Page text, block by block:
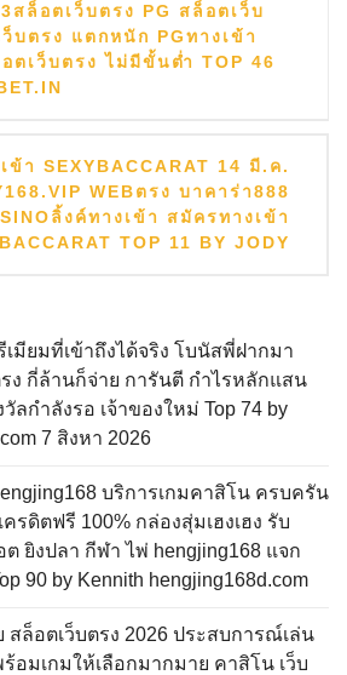
สล็อตเว็บตรง PG สล็อตเว็บ
บตรง แตกหนัก PGทางเข้า
ตเว็บตรง ไม่มีขั้นต่ำ TOP 46
ข้า SEXYBACCARAT 14 มี.ค.
WEBตรง บาคาร่า888
ลิ้งค์ทางเข้า สมัครทางเข้า
TOP 11 BY JODY
เมียมที่เข้าถึงได้จริง โบนัสพี่ฝากมา
ง กี่ล้านก็จ่าย การันตี กำไรหลักแสน
ลกำลังรอ เจ้าของใหม่ Top 74 by
7 สิงหา 2026
บริการเกมคาสิโน ครบครัน
รดิตฟรี 100% กล่องสุ่มเฮงเฮง รับ
ยิงปลา กีฬา ไพ่ hengjing168 แจก
90 by Kennith hengjing168d.com
สล็อตเว็บตรง 2026 ประสบการณ์เล่น
อมเกมให้เลือกมากมาย คาสิโน เว็บ